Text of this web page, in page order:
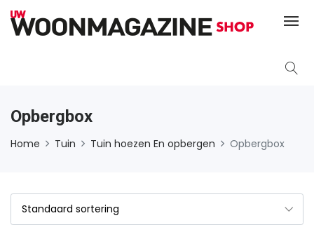
Opbergbox
Home Tuin Tuin hoezen En opbergen Opbergbox